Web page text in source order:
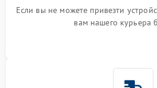
Если вы не можете привезти
вам нашего курьера